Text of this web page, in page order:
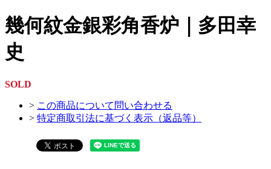
幾何紋金銀彩角香炉｜多田幸
史
SOLD
> この商品について問い合わせる
> 特定商取引法に基づく表示（返品等）